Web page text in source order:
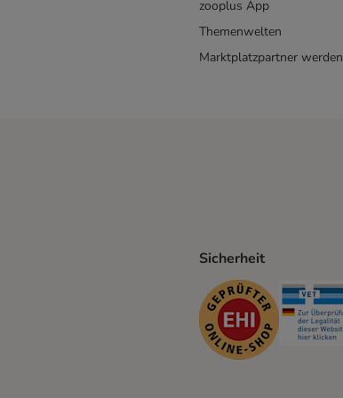
zooplus App
Themenwelten
Marktplatzpartner werden
Method
Sicherheit
Security